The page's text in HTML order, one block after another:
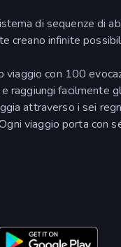
di sequenze di
creano infinite
viaggio con 100
raggiungi facilmente
attraverso i sei
viaggio porta con